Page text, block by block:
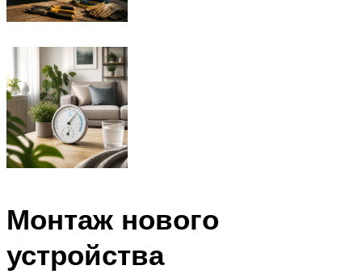
Монтаж нового
устройства